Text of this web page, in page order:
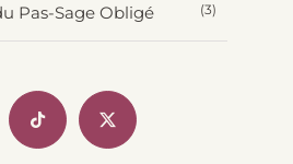
Pas-Sage Obligé (3)